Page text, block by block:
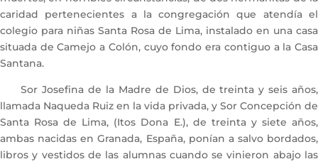
caridad pertenecientes a la congregación que atendía el
colegio para niñas Santa Rosa de Lima, instalado en una casa
situada de Camejo a Colón, cuyo fondo era contiguo a la Casa
Santana.
Sor Josefina de la Madre de Dios, de treinta y seis años,
llamada Naqueda Ruiz en la vida privada, y Sor Concepción de
Santa Rosa de Lima, (Itos Dona E.), de treinta y siete años,
ambas nacidas en Granada, España, ponían a salvo bordados,
libros y vestidos de las alumnas cuando se vinieron abajo las